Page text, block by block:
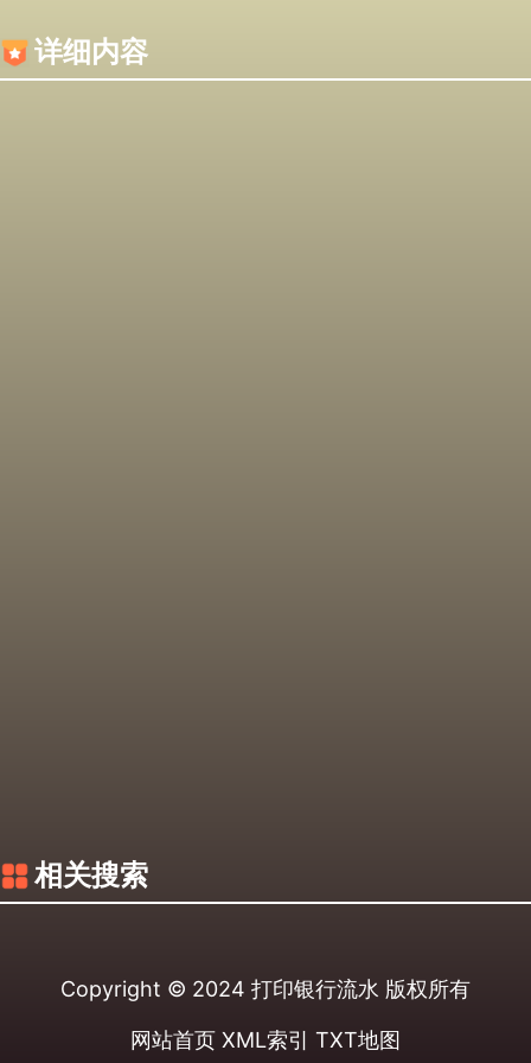
详细内容
相关搜索
Copyright © 2024 打印银行流水 版权所有
网站首页 XML索引 TXT地图